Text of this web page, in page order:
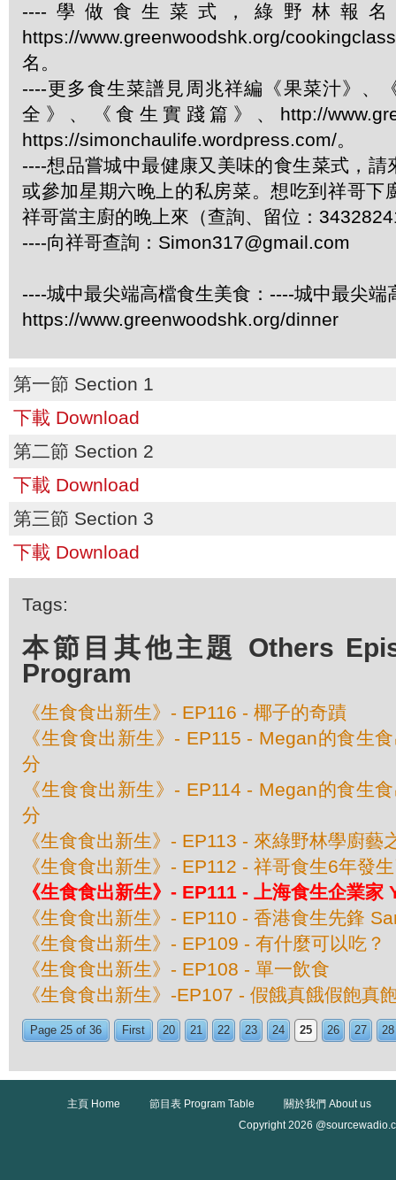
----學做食生菜式，綠野林報
https://www.greenwoodshk.org/
名。
----更多食生菜譜見周兆祥編《果菜汁》、
全》、《食生實踐篇》、http://
https://simonchaulife.wordpress.com/。
----想品嘗城中最健康又美味的食生菜式，請
或參加星期六晚上的私房菜。想吃到祥哥下
祥哥當主廚的晚上來（查詢、留位：
----向祥哥查詢： Simon317@gmail.com
----城中最尖端高檔食生美食：----城中最尖端
https://www.greenwoodshk.org/dinner
第一節 Section 1
下載 Download
第二節 Section 2
下載 Download
第三節 Section 3
下載 Download
Tags:
本節目其他主題 Others
Program
《生食食出新生》- EP116 - 椰子的奇蹟
《生食食出新生》- EP115 - Megan的食生
分
《生食食出新生》- EP114 - Megan的食生
分
《生食食出新生》- EP113 - 來綠野林學廚
《生食食出新生》- EP112 - 祥哥食生6年發
《生食食出新生》- EP111 - 上海食生企業家
《生食食出新生》- EP110 - 香港食生先鋒
《生食食出新生》- EP109 - 有什麼可以吃？
《生食食出新生》- EP108 - 單一飲食
《生食食出新生》-EP107 - 假餓真餓假飽真
Page 25 of 36 First 20 21 22 23 24 25 26 27 28
主頁 Home 節目表 Program Table
關於我們 About us
Copyright 2026